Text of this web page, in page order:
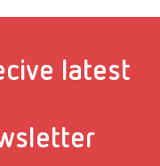
latest